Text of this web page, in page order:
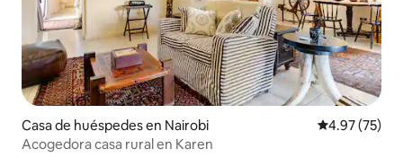
Casa de huéspedes en Nairobi Calificación
4.97 (75)
Acogedora casa rural en Karen